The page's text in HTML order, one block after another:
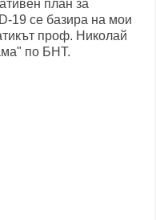
план за
19 се базира на мои
проф. Николай
по БНТ.